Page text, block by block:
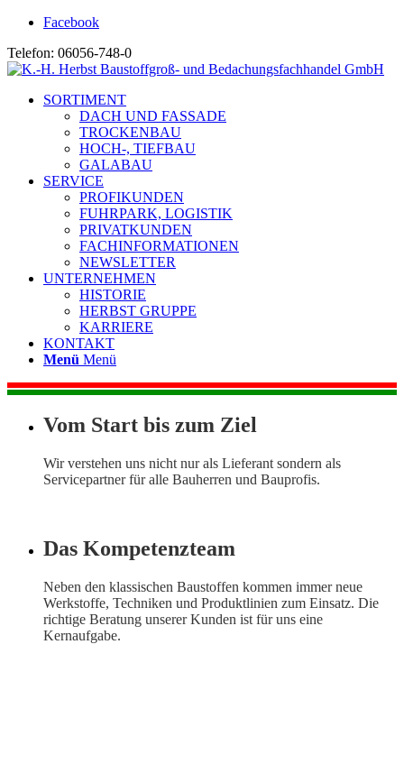
Facebook
Telefon: 06056-748-0
SORTIMENT
DACH UND FASSADE
TROCKENBAU
HOCH-, TIEFBAU
GALABAU
SERVICE
PROFIKUNDEN
FUHRPARK, LOGISTIK
PRIVATKUNDEN
FACHINFORMATIONEN
NEWSLETTER
UNTERNEHMEN
HISTORIE
HERBST GRUPPE
KARRIERE
KONTAKT
Menü Menü
Vom Start bis zum Ziel
Wir verstehen uns nicht nur als Lieferant sondern als
Servicepartner für alle Bauherren und Bauprofis.
Das Kompetenzteam
Neben den klassischen Baustoffen kommen immer neue
Werkstoffe, Techniken und Produktlinien zum Einsatz. Die
richtige Beratung unserer Kunden ist für uns eine
Kernaufgabe.